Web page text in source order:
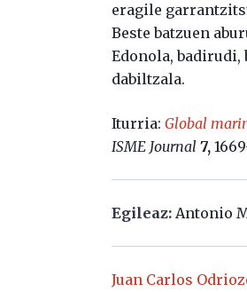
eragile
Beste batzuen
Edonola,
dabiltzala.
Iturria:Global
ISME Journal 7,
Egileaz: Antonio
Juan Carlos